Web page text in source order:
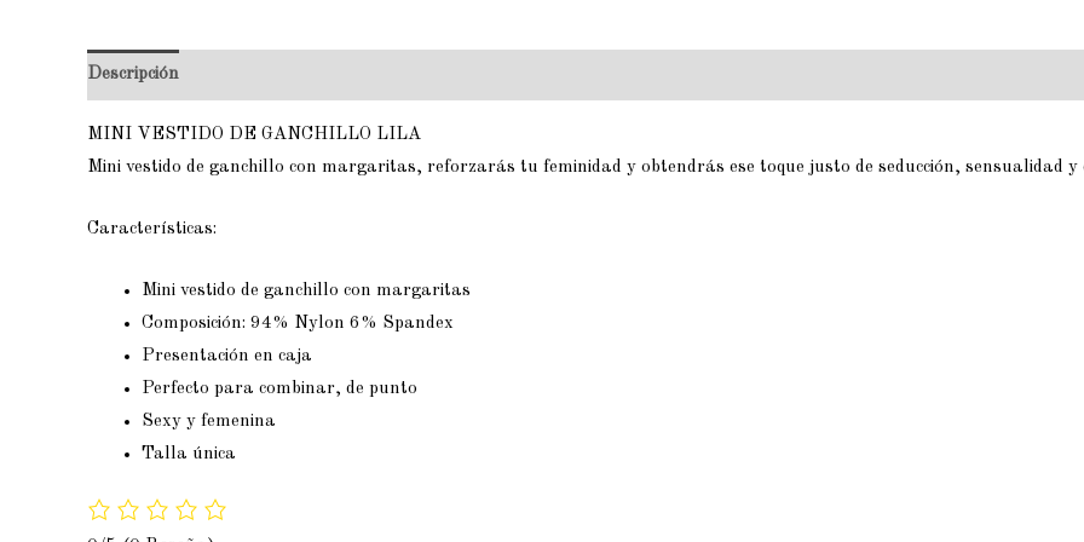
Descripción
MINI VESTIDO DE GANCHILLO LILA
Mini vestido de ganchillo con margaritas, reforzarás tu feminidad y obtendrás ese toque justo de seducción, sensualidad y
Características:
Mini vestido de ganchillo con margaritas
Composición: 94% Nylon 6% Spandex
Presentación en caja
Perfecto para combinar, de punto
Sexy y femenina
Talla única